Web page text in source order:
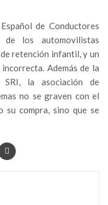
de Conductores
de los automovilistas
retención infantil, y un
Además de la
la asociación de
no se graven con el
compra, sino que se